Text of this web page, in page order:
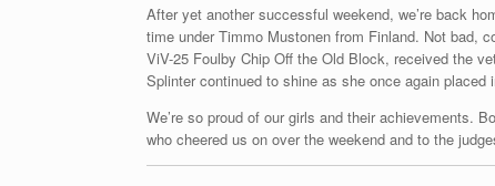
After yet another successful weekend, we’re back
time under Timmo Mustonen from Finland. Not bad,
ViV-25 Foulby Chip Off the Old Block, received the
Splinter continued to shine as she once again
We’re so proud of our girls and their achievements.
who cheered us on over the weekend and to the